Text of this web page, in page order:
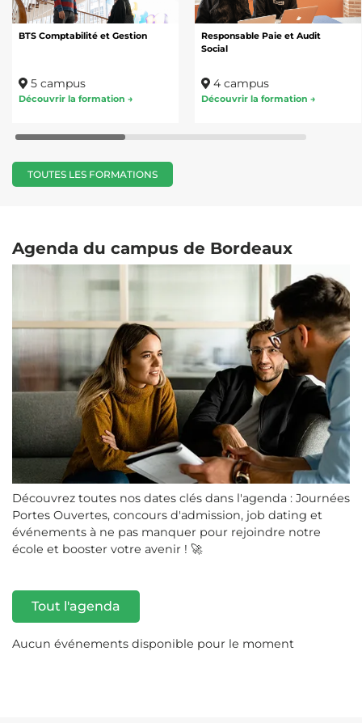
BTS Comptabilité et Gestion
5 campus
Découvrir la formation →
Responsable Paie et Audit
Social
4 campus
Découvrir la formation →
TOUTES LES FORMATIONS
Agenda du campus de Bordeaux
Découvrez toutes nos dates clés dans l'agenda : Journées
Portes Ouvertes, concours d'admission, job dating et
événements à ne pas manquer pour rejoindre notre
école et booster votre avenir ! 🚀
Tout l'agenda
Aucun événements disponible pour le moment